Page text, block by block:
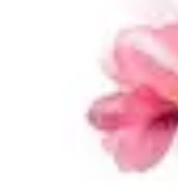
Stratégies
Stratégies de Voyage
Minimalisme Voyage